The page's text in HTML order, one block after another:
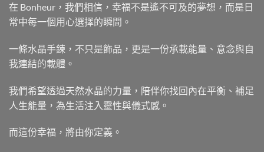
在 Bonheur，我們相信，幸福不是遙不可及的夢想，而是日
常中每一個用心選擇的瞬間。
一條水晶手鍊，不只是飾品，更是一份承載能量、意念與自
我連結的載體。
我們希望透過天然水晶的力量，陪伴你找回內在平衡、補足
人生能量，為生活注入靈性與儀式感。
而這份幸福，將由你定義。